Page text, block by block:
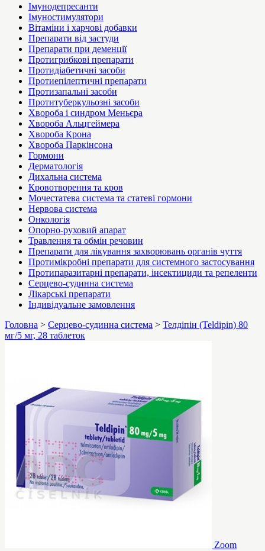
Імунодепресанти
Імуностимулятори
Вітаміни і харчові добавки
Препарати від застуди
Препарати при деменції
Протигрибкові препарати
Протидіабетичні засоби
Протиепілептичні препарати
Протизапальні засоби
Протитуберкульозні засоби
Хвороба і синдром Меньєра
Хвороба Альцгеймера
Хвороба Крона
Хвороба Паркінсона
Гормони
Дерматологія
Дихальна система
Кровотворення та кров
Мочестатева система та статеві гормони
Нервова система
Онкологія
Опорно-руховий апарат
Травлення та обмін речовин
Препарати для лікування захворювань органів чуття
Протимікробні препарати для системного застосування
Протипаразитарні препарати, інсектициди та репеленти
Серцево-судинна система
Лікарські препарати
Індивідуальне замовлення
Головна > Серцево-судинна система > Телдіпін (Teldipin) 80
мг/5 мг, 28 таблеток
Zoom